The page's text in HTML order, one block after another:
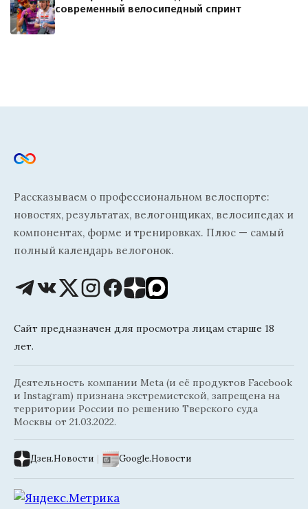
современный велосипедный спринт
Рассказываем о профессиональном велоспорте:
новостях, результатах, велогонщиках, велосипедах и
компонентах, форме и тренировках. Плюс — самый
полный календарь велогонок.
Сайт предназначен для просмотра лицам старше 18
лет.
Деятельность компании Meta (и её продуктов Facebook
и Instagram) признана экстремистской, запрещена на
территории России по решению Тверского суда
Москвы от 21.03.2022.
Дзен.Новости | Google.Новости